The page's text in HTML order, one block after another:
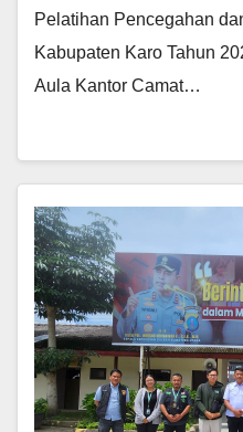
Pelatihan Pencegahan
Kabupaten Karo Tahun
Aula Kantor Camat…